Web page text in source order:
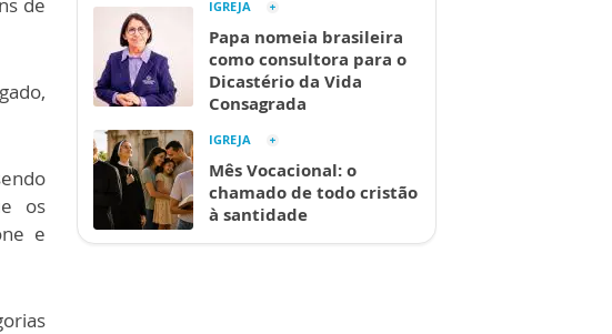
os
e
IGREJA
Papa nomeia brasileira
como consultora para o
Dicastério da Vida
Consagrada
IGREJA
Mês Vocacional: o
chamado de todo cristão
à santidade